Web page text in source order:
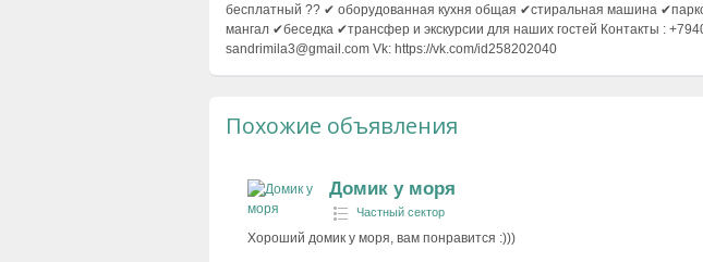
бесплатный ?? ✔ оборудованная кухня общая ✔стиральная машина
мангал ✔беседка ✔трансфер и экскурсии для наших гостей Контакты :
sandrimila3@gmail.com Vk: https://vk.com/id258202040
Похожие объявления
Домик у моря
Частный сектор
Хороший домик у моря, вам понравится :)))